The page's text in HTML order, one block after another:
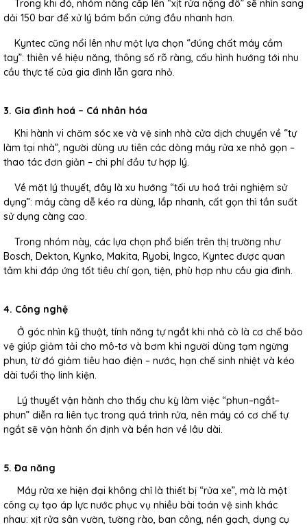
Trong khi đó, nhóm nâng cấp lên “xịt rửa nặng đô” sẽ nhìn sang
dải 150 bar để xử lý bám bẩn cứng đầu nhanh hơn.
Kyntec cũng nổi lên như một lựa chọn “đúng chất máy cầm
tay”: thiên về hiệu năng, thông số rõ ràng, cấu hình hướng tới nhu
cầu thực tế của gia đình lẫn gara nhỏ.
3. Gia đình hoá – Cá nhân hóa
Khi hành vi chăm sóc xe và vệ sinh nhà cửa dịch chuyển về “tự
làm tại nhà”, người dùng ưu tiên các dòng máy rửa xe nhỏ gọn –
thao tác đơn giản – chi phí đầu tư hợp lý.
Về mặt lý thuyết, đây là xu hướng “tối ưu hoá trải nghiệm sử
dụng”: máy càng dễ kéo ra dùng, lắp nhanh, cất gọn thì tần suất
sử dụng càng cao.
Trong nhóm này, các lựa chọn phổ biến trên thị trường như
Bosch, Dekton, Kynko, Makita, Ryobi, Ingco, Kyntec được quan
tâm khi đáp ứng tốt tiêu chí gọn, tiện, phù hợp nhu cầu gia đình.
4. Công nghệ
Ở góc nhìn kỹ thuật, tính năng tự ngắt khi nhả cò là cơ chế bảo
vệ giúp giảm tải cho mô-tơ và bơm khi người dùng tạm ngừng
phun, từ đó giảm tiêu hao điện – nước, hạn chế sinh nhiệt và kéo
dài tuổi thọ linh kiện.
Lý thuyết vận hành cho thấy chu kỳ làm việc “phun–ngắt–
phun” diễn ra liên tục trong quá trình rửa, nên máy có cơ chế tự
ngắt sẽ vận hành ổn định và bền hơn về lâu dài.
5. Đa năng
Máy rửa xe hiện đại không chỉ là thiết bị “rửa xe”, mà là một
công cụ tạo áp lực nước phục vụ nhiều bài toán vệ sinh khác
nhau: xịt rửa sân vườn, tường rào, ban công, nền gạch, dụng cụ